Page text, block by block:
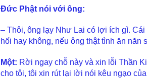
Đức Phật nói với ông:
– Thôi, ông lạy Như Lai có lợi ích gì.
hối hay không, nếu ông thật tình ăn
Một: Rời ngay chỗ này và xin lỗi Thần
cho tôi, tôi xin rút lại lời nói kêu ngạo